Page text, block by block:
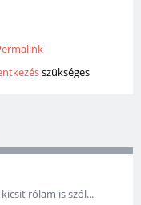
szükséges
rólam is szól...